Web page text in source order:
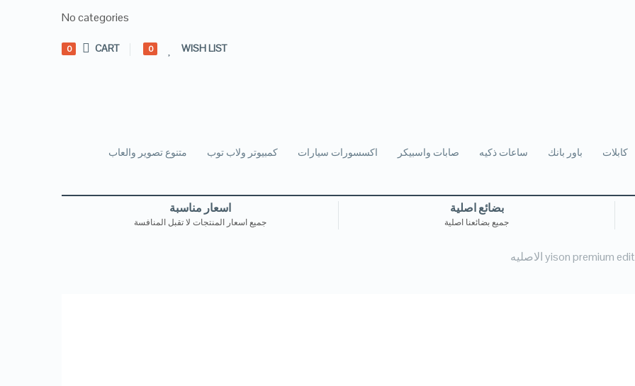
No categories
WISH LIST
0
CART
0
كابلات باور بانك ساعات ذكيه صابات واسبيكر اكسسورات سيارات كمبيوتر ولاب توب متنوع تصوير والعاب
بضائع اصلية
جميع بضائعنا اصلية
اسعار مناسبة
جميع اسعار المنتجات لا تقبل المنافسة